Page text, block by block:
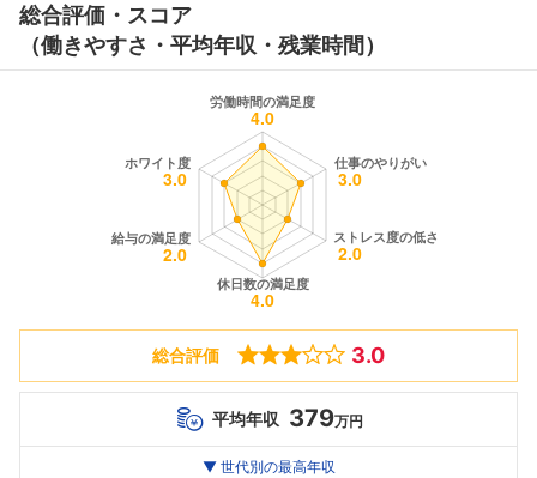
総合評価・スコア
（働きやすさ・平均年収・残業時間）
総合評価 3.0
平均年収 379万円
20代
30代
▼ 世代別の最高年収